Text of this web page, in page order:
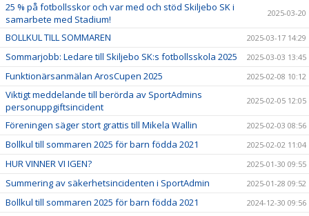
25 % på fotbollsskor och var med och stöd Skiljebo SK i
samarbete med Stadium!
2025-03-20
BOLLKUL TILL SOMMAREN 2025-03-17 14:29
Sommarjobb: Ledare till Skiljebo SK:s fotbollsskola 2025 2025-03-03 13:45
Funktionärsanmälan ArosCupen 2025 2025-02-08 10:12
Viktigt meddelande till berörda av SportAdmins
personuppgiftsincident
2025-02-05 12:05
Föreningen säger stort grattis till Mikela Wallin 2025-02-03 08:56
Bollkul till sommaren 2025 för barn födda 2021 2025-02-02 11:04
HUR VINNER VI IGEN? 2025-01-30 09:55
Summering av säkerhetsincidenten i SportAdmin 2025-01-28 09:52
Bollkul till sommaren 2025 för barn födda 2021 2024-12-30 09:56